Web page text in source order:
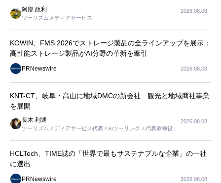
阿部 政利
ツーリズムメディアサービス
2026.08.08
KOWIN、FMS 2026でストレージ製品の全ラインアップを展示：
高性能ストレージ製品がAI分野の革新を牽引
PRNewswire 2026.08.08
KNT-CT、岐阜・高山に地域DMCの新会社 観光と地域商社事業
を展開
長木 利通
ツーリズムメディアサービス代表 / ㈱ツーリンクス代表取締役社
2026.08.08
HCLTech、TIME誌の「世界で最もサステナブルな企業」の一社
に選出
PRNewswire 2026.08.08